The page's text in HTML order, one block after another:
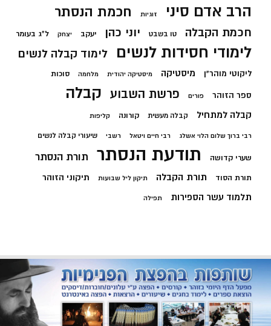
הרב אדם סיני זוגיות חכמת הנסתר
חכמת הקבלה טו בשבט יוני כהן יעקב יצחק ל"ג בעומר
לימודי חסידות לנשים לימוד קבלה לנשים
ליקוטי מוהר"ן מיסטיקה מיסטיקה יהודית מלחמה סוכות
ספר הזוהר פורים פרשת השבוע קבלה
קבלה למתחיל קבלה מעשית קורונה קליפות
רבי ברוך שלום הלוי אשלג רבי חיים ויטאל רשבי שיעורי קבלה לנשים
שערי קדושה תודעת הנסתר תורת הנסתר
תורת הסוד תורת הקבלה תיקון ליל שבועות תיקוני הזוהר
תלמוד עשר הספירות תפילה